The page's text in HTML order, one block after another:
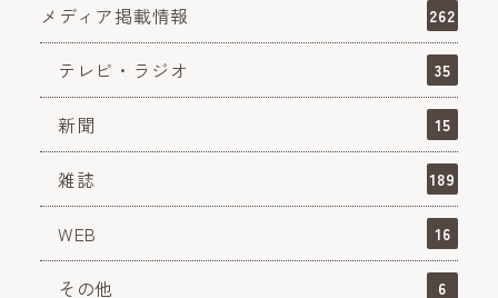
メディア掲載情報 262
テレビ・ラジオ 35
新聞 15
雑誌 189
WEB 16
その他 6